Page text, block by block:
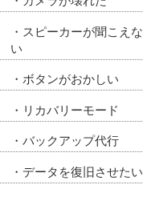
・スピーカーが聞こえな
い
・ボタンがおかしい
・リカバリーモード
・バックアップ代行
・データを復旧させたい